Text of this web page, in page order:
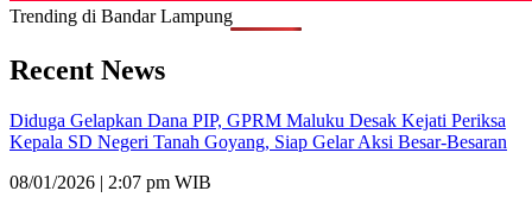
Trending di Bandar Lampung
Recent News
Diduga Gelapkan Dana PIP, GPRM Maluku Desak Kejati Periksa
Kepala SD Negeri Tanah Goyang, Siap Gelar Aksi Besar-Besaran
08/01/2026 | 2:07 pm WIB